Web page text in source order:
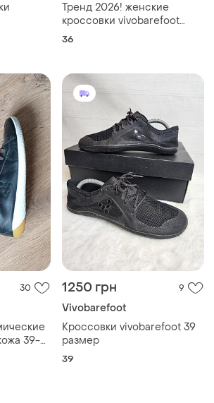
Тренд 2026! женские
кроссовки vivobarefoot
stealth ii
36
30
39-
1250 грн 9
Vivobarefoot
Кроссовки vivobarefoot 39
размер
39